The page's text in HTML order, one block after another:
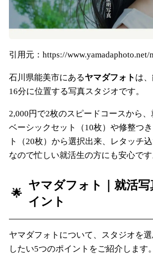
引用元：https://www.yamadaphoto.net/
石川県能美市にあるヤマダフォト は
16分に位置する写真スタジオです。
2,000円で2枚のスピードコースから
ベーシックセット（10枚）や修整つ
ト（20枚）から選択出来、レタッチ
なので忙しい就活生の方にも安心です
ヤマダフォト
｜就活
イント
ヤマダフォトについて、スタジオを
したい5つのポイントをご紹介します。